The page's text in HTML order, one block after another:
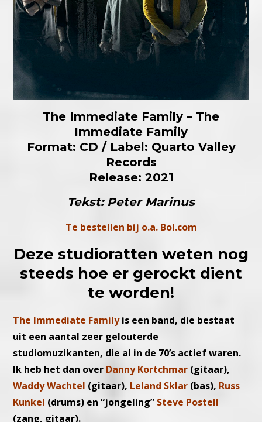
The Immediate Family – The
Immediate Family
Format: CD / Label: Quarto Valley
Records
Release: 2021
Tekst: Peter Marinus
Te bestellen bij o.a. Bol.com
Deze studioratten weten nog
steeds hoe er gerockt dient
te worden!
The Immediate Familyis een band, die bestaat
uit een aantal zeer gelouterde
studiomuzikanten, die al in de 70’s actief waren.
Ik heb het dan over Danny Kortchmar (gitaar),
Waddy Wachtel (gitaar), Leland Sklar (bas), Russ
Kunkel (drums) en “jongeling” Steve Postell
(zang, gitaar).